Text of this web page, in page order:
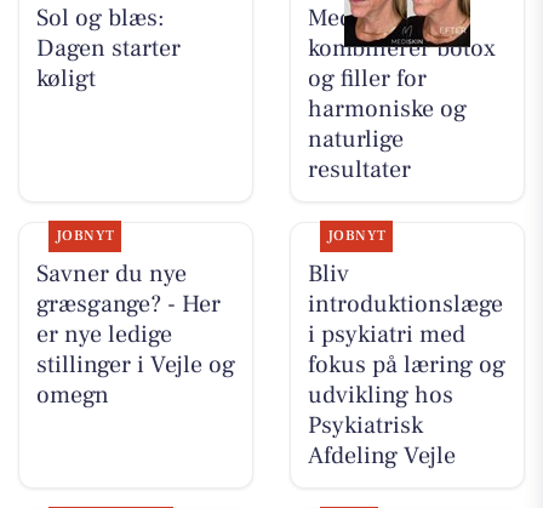
Sol og blæs:
Dagen starter
køligt
MediSkin
kombinerer botox
og filler for
harmoniske og
naturlige
resultater
JOBNYT
Savner du nye
græsgange? - Her
er nye ledige
stillinger i Vejle og
omegn
JOBNYT
Bliv
introduktionslæge
i psykiatri med
fokus på læring og
udvikling hos
Psykiatrisk
Afdeling Vejle